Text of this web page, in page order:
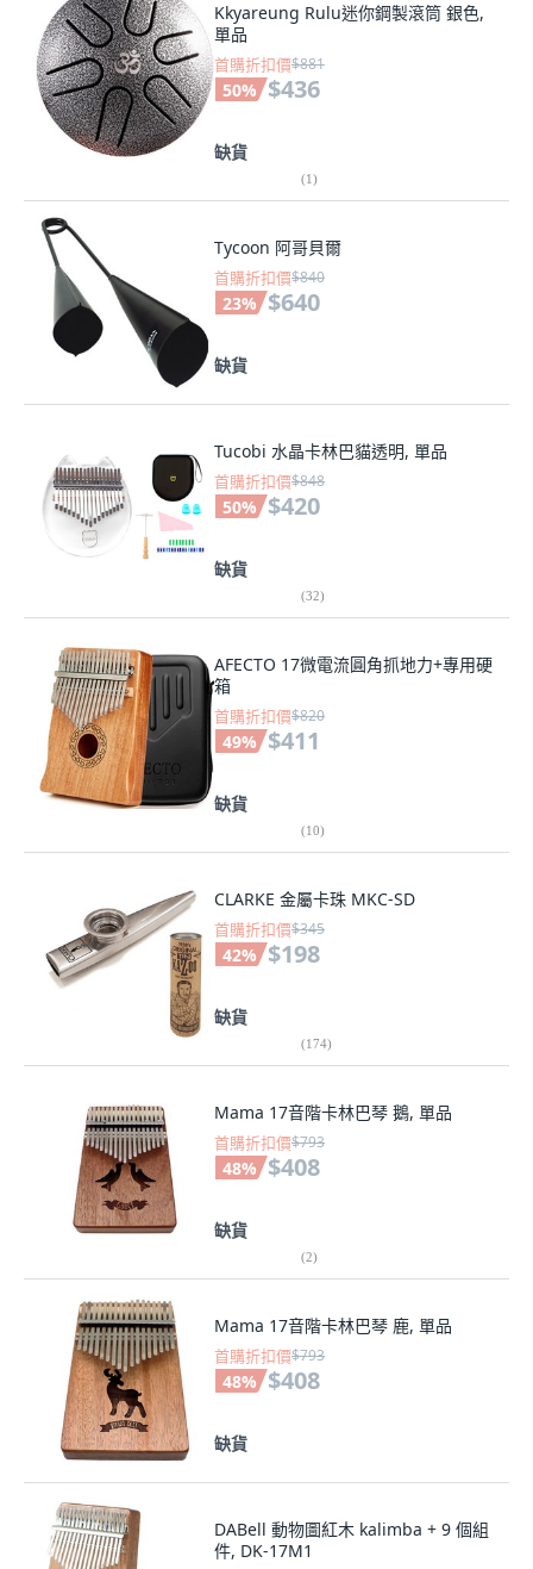
Kkyareung Rulu迷你鋼製滾筒 銀色,
單品
首購折扣價$881
50% $436
缺貨
(1)
Tycoon 阿哥貝爾
首購折扣價$840
23% $640
缺貨
Tucobi 水晶卡林巴貓透明, 單品
首購折扣價$848
50% $420
缺貨
(32)
AFECTO 17微電流圓角抓地力+專用硬
箱
首購折扣價$820
49% $411
缺貨
(10)
CLARKE 金屬卡珠 MKC-SD
首購折扣價$345
42% $198
缺貨
(174)
Mama 17音階卡林巴琴 鵝, 單品
首購折扣價$793
48% $408
缺貨
(2)
Mama 17音階卡林巴琴 鹿, 單品
首購折扣價$793
48% $408
缺貨
DABell 動物圖紅木 kalimba + 9 個組
件, DK-17M1